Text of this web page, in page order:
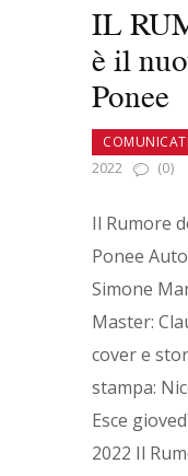
IL
è il
Ponee
2022
(0)
Il Rumore
Ponee
Simone
Master:
cover e
stampa:
Esce
2022 Il